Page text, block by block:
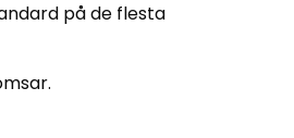
på de flesta